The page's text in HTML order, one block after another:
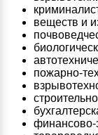
веществ и
пожарно-
финансово-